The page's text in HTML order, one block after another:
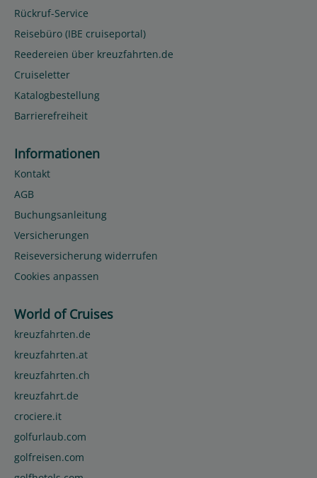
Rückruf-Service
Reisebüro (IBE cruiseportal)
Reedereien über kreuzfahrten.de
Cruiseletter
Katalogbestellung
Barrierefreiheit
Informationen
Kontakt
AGB
Buchungsanleitung
Versicherungen
Reiseversicherung widerrufen
Cookies anpassen
World of Cruises
kreuzfahrten.de
kreuzfahrten.at
kreuzfahrten.ch
kreuzfahrt.de
crociere.it
golfurlaub.com
golfreisen.com